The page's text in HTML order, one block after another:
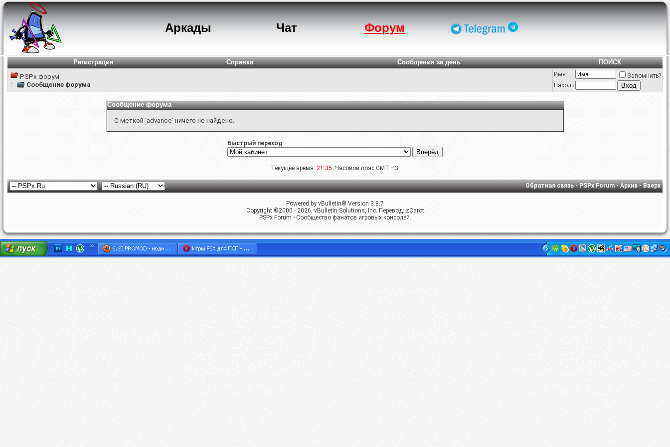
Аркады Чат Форум
Регистрация Справка Сообщения за день
ПОИСК
PSPx форум
Сообщение форума
Имя
Запомнить?
Пароль
Сообщение форума
С меткой 'advance' ничего не найдено.
Быстрый переход
Текущее время: 21:35. Часовой пояс GMT +3.
Обратная связь-PSPx Forum-Архив-Вверх
Powered by vBulletin® Version 3.8.7
Copyright ©2000 - 2026, vBulletin Solutions, Inc. Перевод: zCarot
PSPx Forum - Сообщество фанатов игровых консолей.